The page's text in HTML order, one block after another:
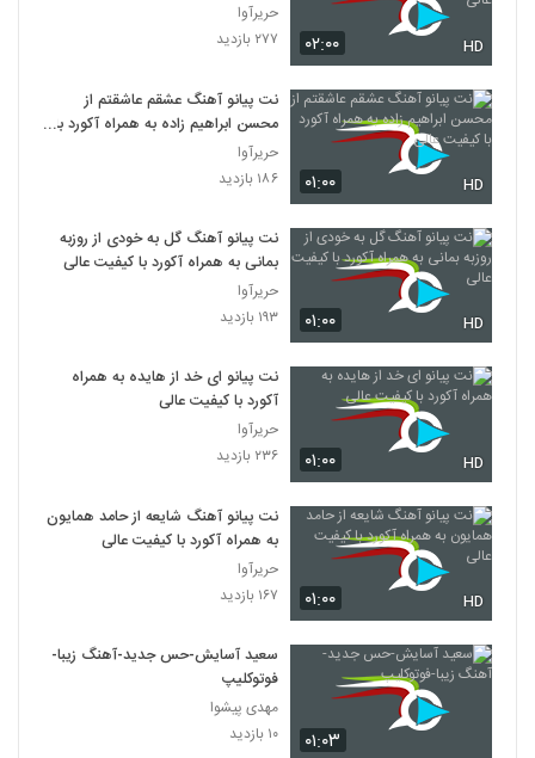
۰۲:۰۰ HD
حریرآوا
۲۷۷ بازدید
۰۱:۰۰ HD
نت پیانو آهنگ عشقم عاشقتم از
محسن ابراهیم زاده به همراه آکورد با
کیفیت عالی
حریرآوا
۱۸۶ بازدید
۰۱:۰۰ HD
نت پیانو آهنگ گل به خودی از روزبه
بمانی به همراه آکورد با کیفیت عالی
حریرآوا
۱۹۳ بازدید
۰۱:۰۰ HD
نت پیانو ای خد از هایده به همراه
آکورد با کیفیت عالی
حریرآوا
۲۳۶ بازدید
۰۱:۰۰ HD
نت پیانو آهنگ شایعه از حامد همایون
به همراه آکورد با کیفیت عالی
حریرآوا
۱۶۷ بازدید
۰۱:۰۳
سعید آسایش-حس جدید-آهنگ زیبا-
فوتوکلیپ
مهدی پیشوا
۱۰ بازدید